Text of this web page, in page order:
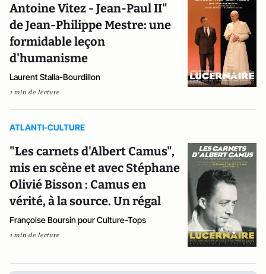
Antoine Vitez - Jean-Paul II"
de Jean-Philippe Mestre: une
formidable leçon
d'humanisme
Laurent Stalla-Bourdillon
1 min de lecture
ATLANTI-CULTURE
"Les carnets d'Albert Camus",
mis en scène et avec Stéphane
Olivié Bisson : Camus en
vérité, à la source. Un régal
Françoise Boursin pour Culture-Tops
1 min de lecture